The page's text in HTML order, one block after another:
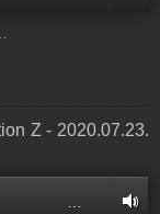
Z - 2020.07.23.